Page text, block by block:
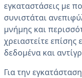
εγκαταστάσεις με
συνιστάται
μνήμης και
χρειαστείτε
δεδομένα και
Για την